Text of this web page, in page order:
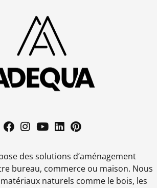
des solutions d’aménagement
bureau, commerce ou maison. Nous
naturels comme le bois, les